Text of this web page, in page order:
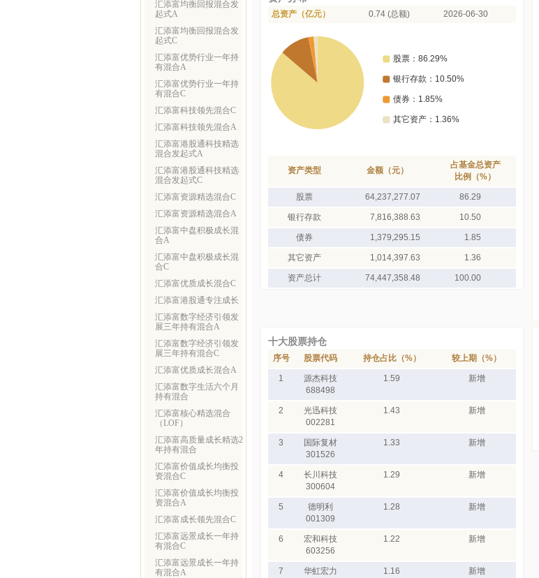
汇添富均衡回报混合发
起式A
汇添富均衡回报混合发
起式C
汇添富优势行业一年持
有混合A
汇添富优势行业一年持
有混合C
汇添富科技领先混合C
汇添富科技领先混合A
汇添富港股通科技精选
混合发起式A
汇添富港股通科技精选
混合发起式C
汇添富资源精选混合C
汇添富资源精选混合A
汇添富中盘积极成长混
合A
汇添富中盘积极成长混
合C
汇添富优质成长混合C
汇添富港股通专注成长
汇添富数字经济引领发
展三年持有混合A
汇添富数字经济引领发
展三年持有混合C
汇添富优质成长混合A
汇添富数字生活六个月
持有混合
汇添富核心精选混合
（LOF）
汇添富高质量成长精选2
年持有混合
汇添富价值成长均衡投
资混合C
汇添富价值成长均衡投
资混合A
汇添富成长领先混合C
汇添富远景成长一年持
有混合C
汇添富远景成长一年持
有混合A
总资产（亿元） 0.74 (总额) 2026-06-30
资产类型 金额（元）
占基金总资产
比例（%）
股票 64,237,277.07 86.29
银行存款 7,816,388.63 10.50
债券 1,379,295.15 1.85
其它资产 1,014,397.63 1.36
资产总计 74,447,358.48 100.00
十大股票持仓
序号 股票代码 持仓占比（%） 较上期（%）
1
源杰科技
688498
1.59 新增
2
光迅科技
002281
1.43 新增
3
国际复材
301526
1.33 新增
4
长川科技
300604
1.29 新增
5
德明利
001309
1.28 新增
6
宏和科技
603256
1.22 新增
7
华虹宏力
1.16 新增